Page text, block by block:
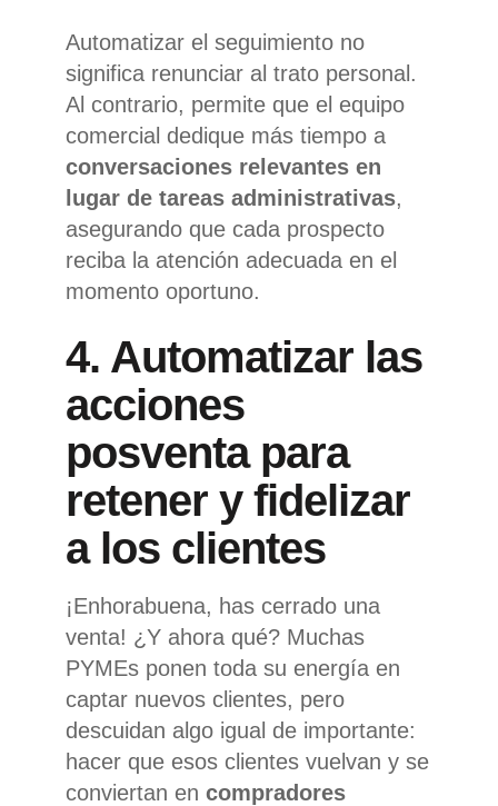
Automatizar el seguimiento no
significa renunciar al trato personal.
Al contrario, permite que el equipo
comercial dedique más tiempo a
conversaciones relevantes en
lugar de tareas administrativas,
asegurando que cada prospecto
reciba la atención adecuada en el
momento oportuno.
4. Automatizar las
acciones
posventa para
retener y fidelizar
a los clientes
¡Enhorabuena, has cerrado una
venta! ¿Y ahora qué? Muchas
PYMEs ponen toda su energía en
captar nuevos clientes, pero
descuidan algo igual de importante:
hacer que esos clientes vuelvan y se
conviertan en compradores